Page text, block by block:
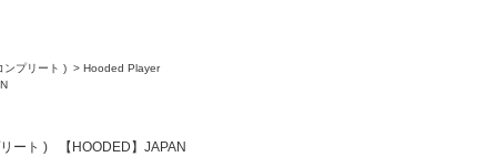
ンプリート ) > Hooded Player
ート ) 【HOODED】JAPAN